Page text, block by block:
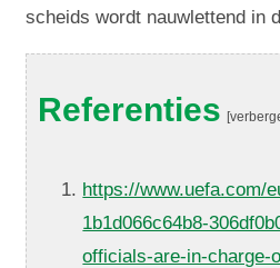
scheids wordt nauwlettend in
Referenties
https://www.uefa.com/
1b1d066c64b8-
officials-are-in-charge-